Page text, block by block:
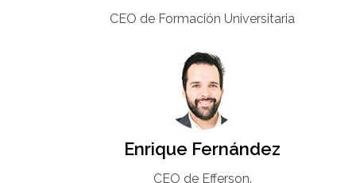
CEO de Formación Universitaria​
Enrique Fernández
CEO de Efferson.